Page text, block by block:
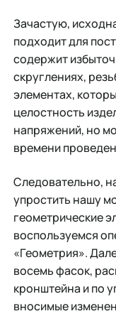
Зачастую,
подходит для
содержит
скруглениях,
элементах,
целостность
напряжений, но
времени
Следовательно,
упростить нашу
геометрические
воспользуемся
«Геометрия».
восемь фасок,
кронштейна и по
вносимые